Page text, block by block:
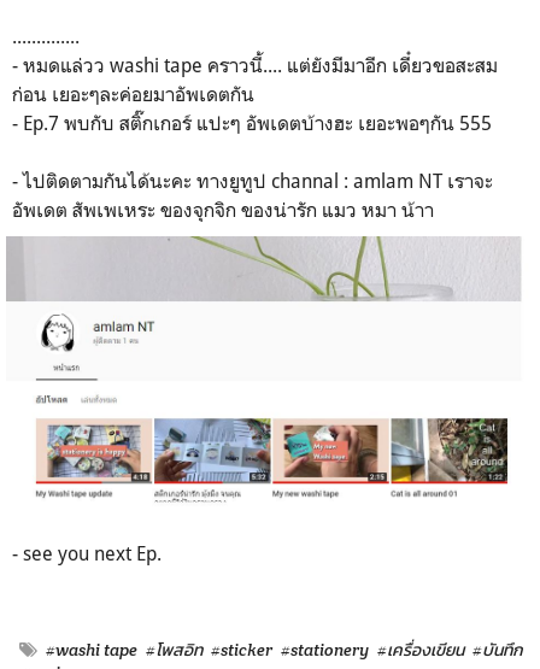
..............
- หมดแล่วว washi tape คราวนี้.... แต่ยังมีมาอีก เดี๋ยวขอสะสม
ก่อน เยอะๆละค่อยมาอัพเดตกัน
- Ep.7 พบกับ สติ๊กเกอร์ แปะๆ อัพเดตบ้างฮะ เยอะพอๆกัน 555
- ไปติดตามกันได้นะคะ ทางยูทูป channal : amlam NT เราจะ
อัพเดต สัพเพเหระ ของจุกจิก ของน่ารัก แมว หมา น้าา
- see you next Ep.
#washi tape #โพสอิท #sticker #stationery #เครื่องเขียน #บันทึก